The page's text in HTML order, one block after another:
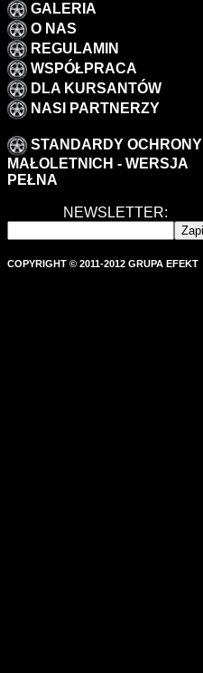
GALERIA
O NAS
REGULAMIN
WSPÓŁPRACA
DLA KURSANTÓW
NASI PARTNERZY
STANDARDY OCHRONY
MAŁOLETNICH - WERSJA
PEŁNA
NEWSLETTER:
COPYRIGHT © 2011-2012 GRUPA EFEKT